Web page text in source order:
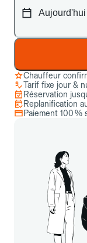
Chauffeur
Tarif fixe jour &
Réservation
Replanification
Paiement 100 %